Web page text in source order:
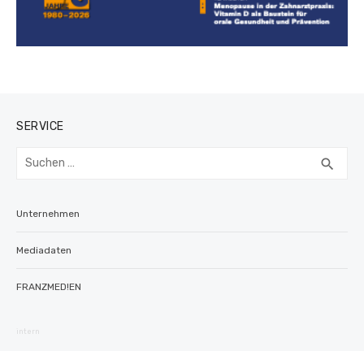
SERVICE
Suchen
search
Unternehmen
Mediadaten
FRANZMED!EN
intern